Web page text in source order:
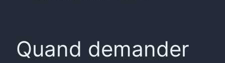
Quand demander